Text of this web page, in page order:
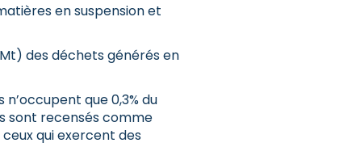
en suspension et
des déchets générés en
que 0,3% du
sont recensés comme
qui exercent des